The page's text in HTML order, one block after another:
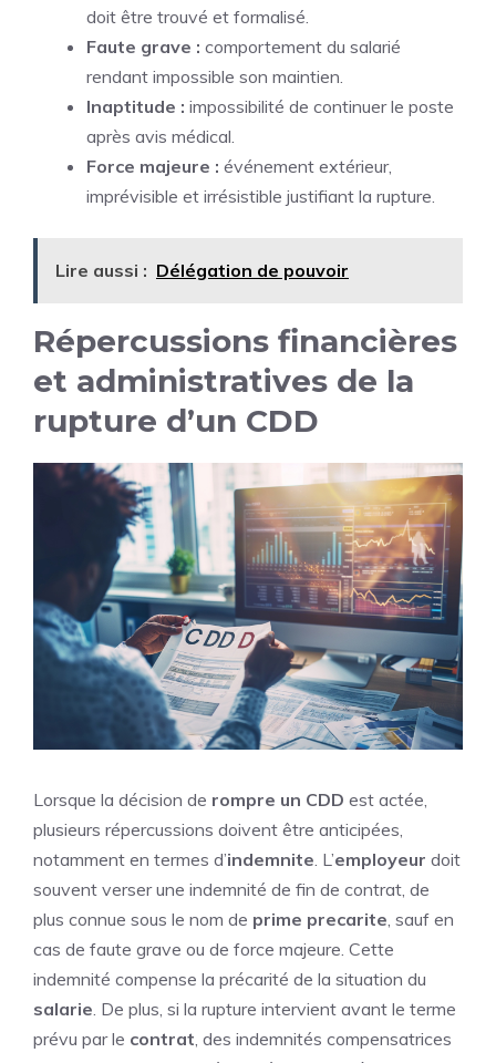
doit être trouvé et formalisé.
Faute grave : comportement du salarié
rendant impossible son maintien.
Inaptitude : impossibilité de continuer le poste
après avis médical.
Force majeure : événement extérieur,
imprévisible et irrésistible justifiant la rupture.
Lire aussi : Délégation de pouvoir
Répercussions financières
et administratives de la
rupture d’un CDD
Lorsque la décision de rompre un CDD est actée,
plusieurs répercussions doivent être anticipées,
notamment en termes d’indemnite . L’employeur doit
souvent verser une indemnité de fin de contrat, de
plus connue sous le nom de prime precarite , sauf en
cas de faute grave ou de force majeure. Cette
indemnité compense la précarité de la situation du
salarie . De plus, si la rupture intervient avant le terme
prévu par le contrat , des indemnités compensatrices